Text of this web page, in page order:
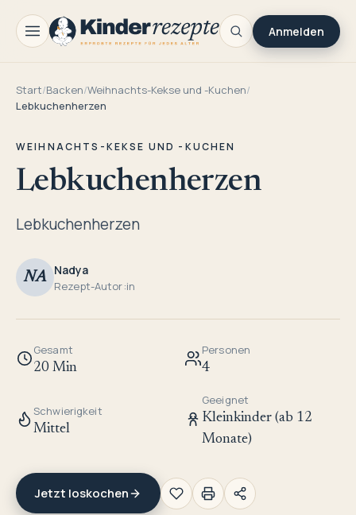
Anmelden
Start/Backen/Weihnachts-Kekse und -Kuchen/
Lebkuchenherzen
WEIHNACHTS-KEKSE UND -KUCHEN
Lebkuchenherzen
Lebkuchenherzen
NA Nadya
Rezept-Autor:in
Gesamt
20 Min
Personen
4
Schwierigkeit
Mittel
Geeignet
Kleinkinder (ab 12
Monate)
Jetzt loskochen